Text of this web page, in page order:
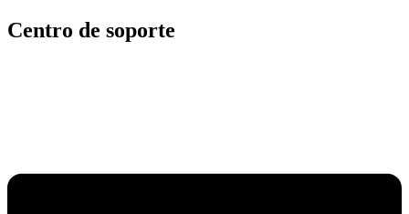
Centro de soporte